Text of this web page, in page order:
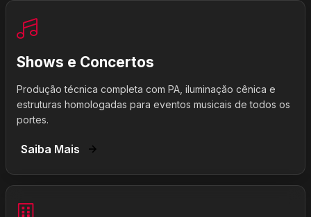
Shows e Concertos
Produção técnica completa com PA, iluminação cênica e
estruturas homologadas para eventos musicais de todos os
portes.
Saiba Mais